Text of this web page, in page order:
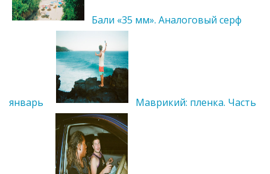
Бали «35 мм». Аналоговый серф
январь Маврикий: пленка. Часть